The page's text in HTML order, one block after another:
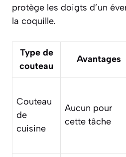
protège les doigts d’un
la coquille.
Type de
couteau
Avantages
Couteau
de
cuisine
Aucun pour
cette tâche